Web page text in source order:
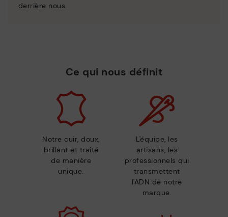
derrière nous.
Ce qui nous définit
Notre cuir, doux,
brillant et traité
de manière
unique.
L'équipe, les
artisans, les
professionnels qui
transmettent
l'ADN de notre
marque.